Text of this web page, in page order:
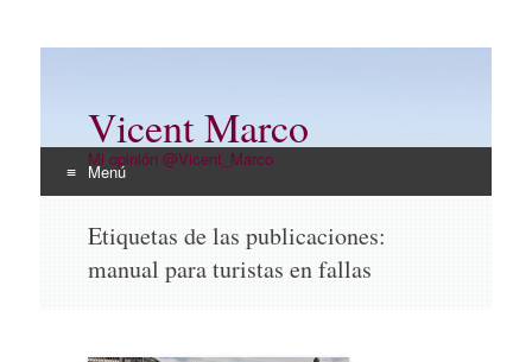
Vicent Marco
Mi opinión @Vicent_Marco
Menú
contenido
Etiquetas de las publicaciones:
manual para turistas en fallas